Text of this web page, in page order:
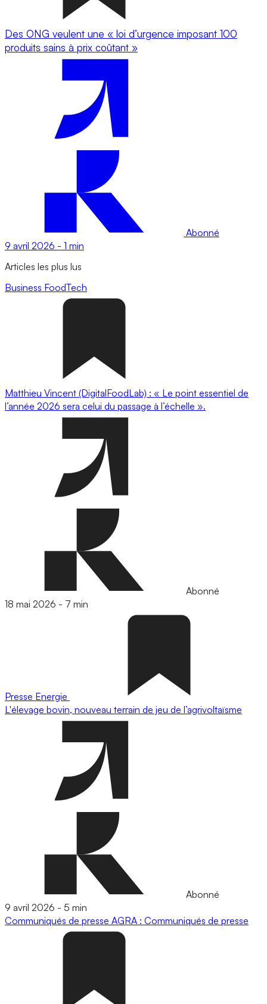
Des ONG veulent une « loi d’urgence imposant 100
produits sains à prix coûtant »
Abonné
9 avril 2026 - 1 min
Articles les plus lus
Business FoodTech
Matthieu Vincent (DigitalFoodLab) : « Le point essentiel de
l’année 2026 sera celui du passage à l’échelle ».
Abonné
18 mai 2026 - 7 min
Presse Energie
L'élevage bovin, nouveau terrain de jeu de l’agrivoltaïsme
Abonné
9 avril 2026 - 5 min
Communiqués de presse AGRA : Communiqués de presse